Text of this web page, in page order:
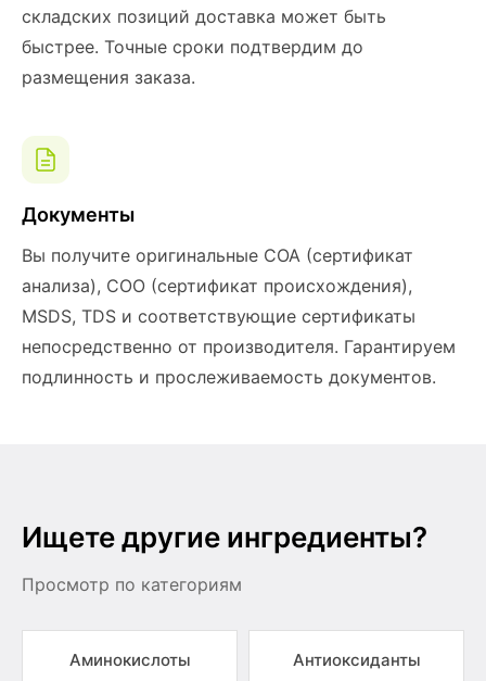
складских позиций доставка может быть
быстрее. Точные сроки подтвердим до
размещения заказа.
Документы
Вы получите оригинальные COA (сертификат
анализа), COO (сертификат происхождения),
MSDS, TDS и соответствующие сертификаты
непосредственно от производителя. Гарантируем
подлинность и прослеживаемость документов.
Ищете другие ингредиенты?
Просмотр по категориям
Аминокислоты Антиоксиданты